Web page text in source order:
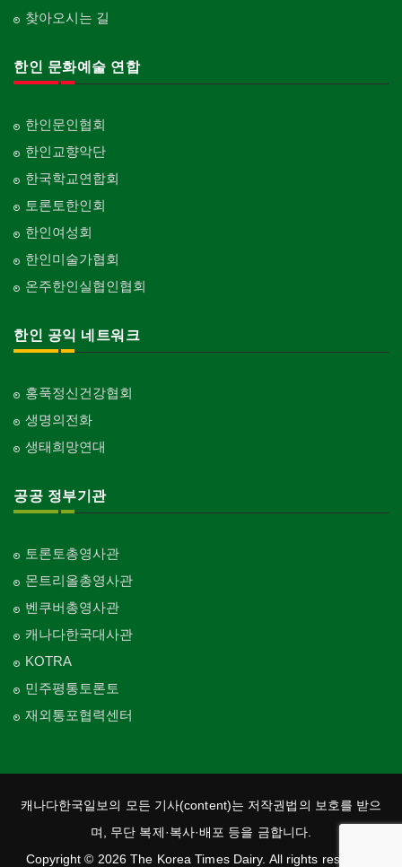
찾아오시는 길
한인 문화예술 연합
한인문인협회
한인교향악단
한국학교연합회
토론토한인회
한인여성회
한인미술가협회
온주한인실협인협회
한인 공익 네트워크
홍푹정신건강협회
생명의전화
생태희망연대
공공 정부기관
토론토총영사관
몬트리올총영사관
벤쿠버총영사관
캐나다한국대사관
KOTRA
민주평통토론토
재외통포협력센터
캐나다한국일보의 모든 기사(content)는 저작권법의 보호를 받으
며, 무단 복제·복사·배포 등을 금합니다.
Copyright © 2026 The Korea Times Dairy. All rights reserved.